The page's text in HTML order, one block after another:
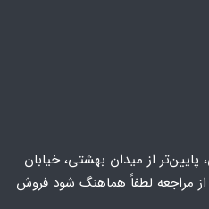
پایین‌تر از میدان بهشتی، خیابان
مراجعه لطفاً هماهنگ شود فروش